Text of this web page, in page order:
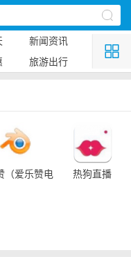
新闻资讯
旅游出行
)
（爱乐赞电脑手机下载）
热狗直播